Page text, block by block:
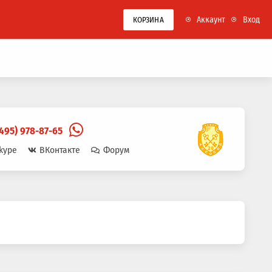
КОРЗИНА Аккаунт Вход
978-87-65
ВКонтакте Форум